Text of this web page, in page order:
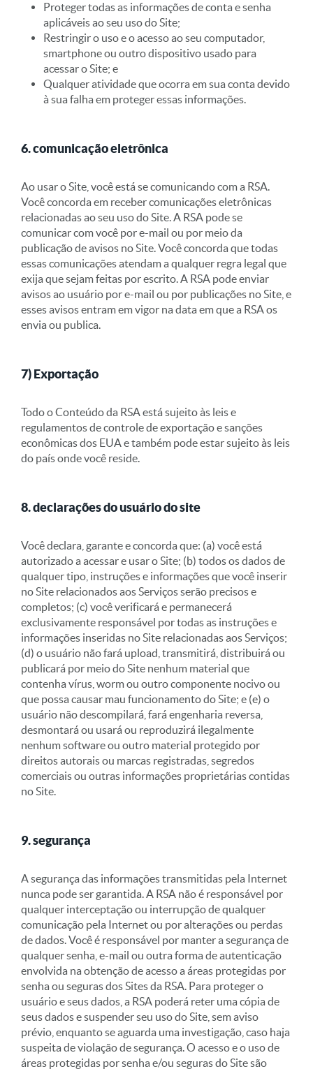
Proteger todas as informações de conta e senha
aplicáveis ao seu uso do Site;
Restringir o uso e o acesso ao seu computador,
smartphone ou outro dispositivo usado para
acessar o Site; e
Qualquer atividade que ocorra em sua conta devido
à sua falha em proteger essas informações.
6. comunicação eletrônica
Ao usar o Site, você está se comunicando com a RSA.
Você concorda em receber comunicações eletrônicas
relacionadas ao seu uso do Site. A RSA pode se
comunicar com você por e-mail ou por meio da
publicação de avisos no Site. Você concorda que todas
essas comunicações atendam a qualquer regra legal que
exija que sejam feitas por escrito. A RSA pode enviar
avisos ao usuário por e-mail ou por publicações no Site, e
esses avisos entram em vigor na data em que a RSA os
envia ou publica.
7) Exportação
Todo o Conteúdo da RSA está sujeito às leis e
regulamentos de controle de exportação e sanções
econômicas dos EUA e também pode estar sujeito às leis
do país onde você reside.
8. declarações do usuário do site
Você declara, garante e concorda que: (a) você está
autorizado a acessar e usar o Site; (b) todos os dados de
qualquer tipo, instruções e informações que você inserir
no Site relacionados aos Serviços serão precisos e
completos; (c) você verificará e permanecerá
exclusivamente responsável por todas as instruções e
informações inseridas no Site relacionadas aos Serviços;
(d) o usuário não fará upload, transmitirá, distribuirá ou
publicará por meio do Site nenhum material que
contenha vírus, worm ou outro componente nocivo ou
que possa causar mau funcionamento do Site; e (e) o
usuário não descompilará, fará engenharia reversa,
desmontará ou usará ou reproduzirá ilegalmente
nenhum software ou outro material protegido por
direitos autorais ou marcas registradas, segredos
comerciais ou outras informações proprietárias contidas
no Site.
9. segurança
A segurança das informações transmitidas pela Internet
nunca pode ser garantida. A RSA não é responsável por
qualquer interceptação ou interrupção de qualquer
comunicação pela Internet ou por alterações ou perdas
de dados. Você é responsável por manter a segurança de
qualquer senha, e-mail ou outra forma de autenticação
envolvida na obtenção de acesso a áreas protegidas por
senha ou seguras dos Sites da RSA. Para proteger o
usuário e seus dados, a RSA poderá reter uma cópia de
seus dados e suspender seu uso do Site, sem aviso
prévio, enquanto se aguarda uma investigação, caso haja
suspeita de violação de segurança. O acesso e o uso de
áreas protegidas por senha e/ou seguras do Site são